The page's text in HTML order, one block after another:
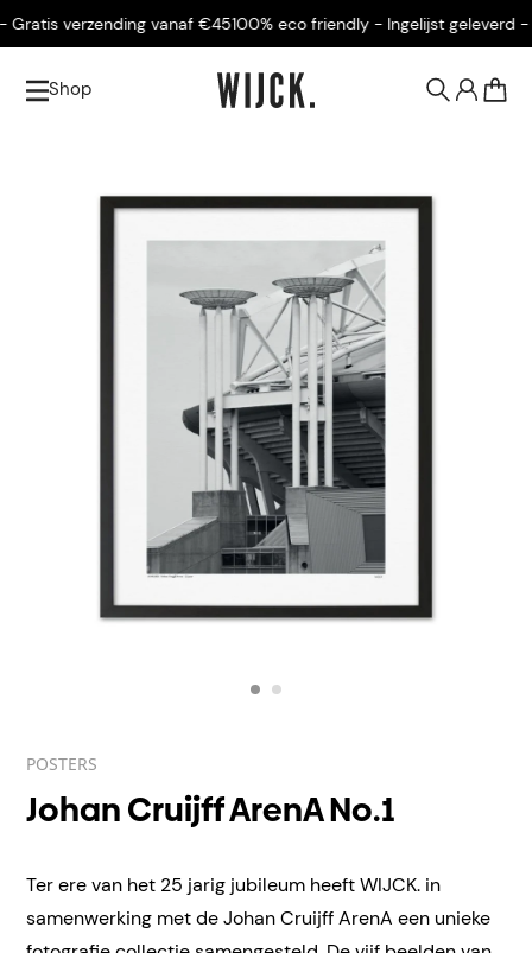
verzending vanaf €45100% eco friendly - Ingelijst geleverd -
Shop
POSTERS
Johan Cruijff ArenA No.1
Ter ere van het 25 jarig jubileum heeft WIJCK. in
samenwerking met de Johan Cruijff ArenA een unieke